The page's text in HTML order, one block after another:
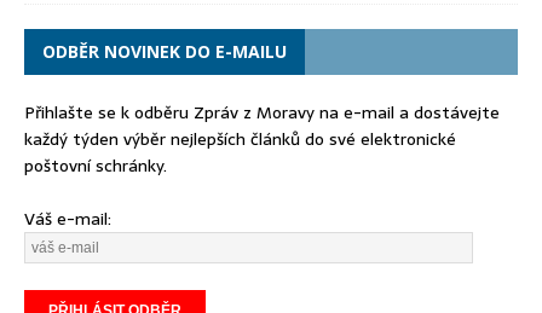
ODBĚR NOVINEK DO E-MAILU
Přihlašte se k odběru Zpráv z Moravy na e-mail a dostávejte
každý týden výběr nejlepších článků do své elektronické
poštovní schránky.
Váš e-mail: